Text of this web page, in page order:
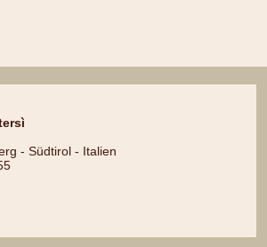
- Südtirol - Italien